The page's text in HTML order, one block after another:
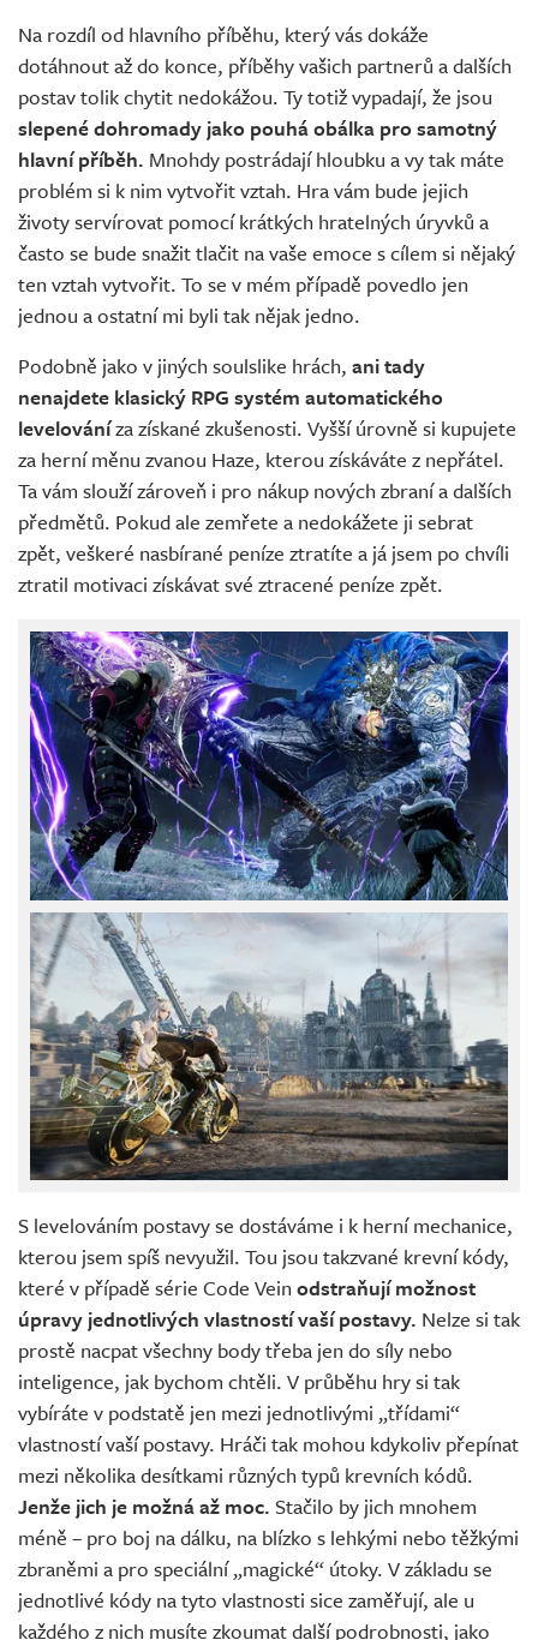
Na rozdíl od hlavního příběhu, který vás dokáže
dotáhnout až do konce, příběhy vašich partnerů a dalších
postav tolik chytit nedokážou. Ty totiž vypadají, že jsou
slepené dohromady jako pouhá obálka pro samotný
hlavní příběh. Mnohdy postrádají hloubku a vy tak máte
problém si k nim vytvořit vztah. Hra vám bude jejich
životy servírovat pomocí krátkých hratelných úryvků a
často se bude snažit tlačit na vaše emoce s cílem si nějaký
ten vztah vytvořit. To se v mém případě povedlo jen
jednou a ostatní mi byli tak nějak jedno.
Podobně jako v jiných soulslike hrách, ani tady
nenajdete klasický RPG systém automatického
levelováníza získané zkušenosti. Vyšší úrovně si kupujete
za herní měnu zvanou Haze, kterou získáváte z nepřátel.
Ta vám slouží zároveň i pro nákup nových zbraní a dalších
předmětů. Pokud ale zemřete a nedokážete ji sebrat
zpět, veškeré nasbírané peníze ztratíte a já jsem po chvíli
ztratil motivaci získávat své ztracené peníze zpět.
S levelováním postavy se dostáváme i k herní mechanice,
kterou jsem spíš nevyužil. Tou jsou takzvané krevní kódy,
které v případě série Code Vein odstraňují možnost
úpravy jednotlivých vlastností vaší postavy. Nelze si tak
prostě nacpat všechny body třeba jen do síly nebo
inteligence, jak bychom chtěli. V průběhu hry si tak
vybíráte v podstatě jen mezi jednotlivými „třídami“
vlastností vaší postavy. Hráči tak mohou kdykoliv přepínat
mezi několika desítkami různých typů krevních kódů.
Jenže jich je možná až moc. Stačilo by jich mnohem
méně – pro boj na dálku, na blízko s lehkými nebo těžkými
zbraněmi a pro speciální „magické“ útoky. V základu se
jednotlivé kódy na tyto vlastnosti sice zaměřují, ale u
každého z nich musíte zkoumat další podrobnosti, jako